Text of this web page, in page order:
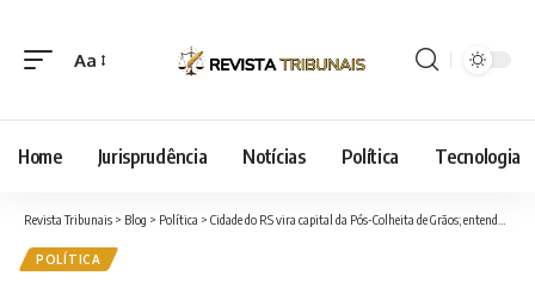
Font
Aa
Home Jurisprudência Notícias Política Tecnologia
Revista Tribunais > Blog > Política > Cidade do RS vira capital da Pós-Colheita de Grãos; entenda o que isso significa
POLÍTICA